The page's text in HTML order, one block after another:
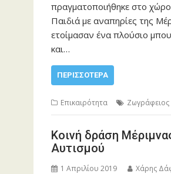
πραγματοποιήθηκε στο
Παιδιά με αναπηρίες της
ετοίμασαν ένα πλούσιο
και…
ΠΕΡΙΣΣΌΤΕΡΑ
Επικαιρότητα Ζωγράφειος
Κοινή δράση
Αυτισμού
1 Απριλίου 2019 Χάρης